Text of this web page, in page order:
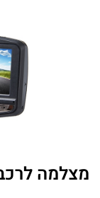
מצלמה